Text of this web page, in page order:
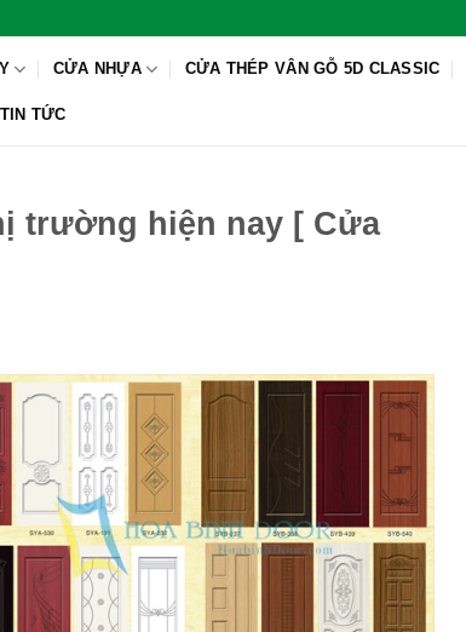
CỬA NHỰA CỬA THÉP VÂN GỖ 5D CLASSIC
TIN TỨC
trường hiện nay [ Cửa